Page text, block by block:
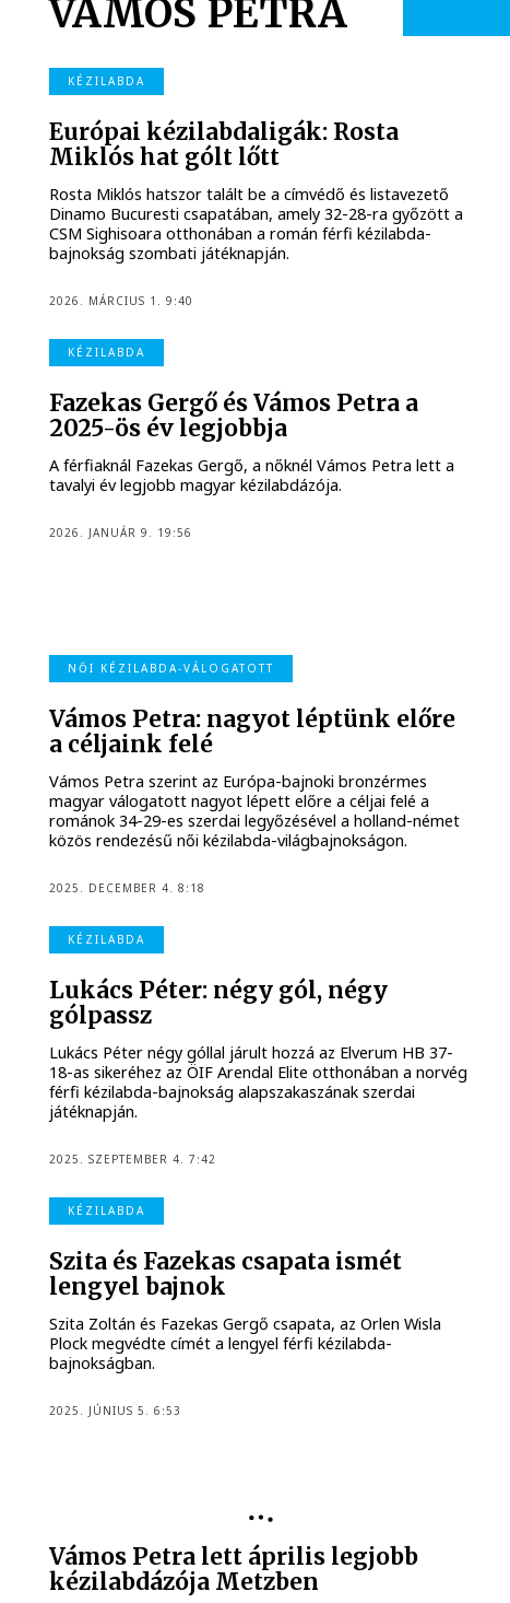
VÁMOS PETRA
KÉZILABDA
Európai kézilabdaligák: Rosta
Miklós hat gólt lőtt
Rosta Miklós hatszor talált be a címvédő és listavezető
Dinamo Bucuresti csapatában, amely 32-28-ra győzött a
CSM Sighisoara otthonában a román férfi kézilabda-
bajnokság szombati játéknapján.
2026. MÁRCIUS 1. 9:40
KÉZILABDA
Fazekas Gergő és Vámos Petra a
2025-ös év legjobbja
A férfiaknál Fazekas Gergő, a nőknél Vámos Petra lett a
tavalyi év legjobb magyar kézilabdázója.
2026. JANUÁR 9. 19:56
NŐI KÉZILABDA-VÁLOGATOTT
Vámos Petra: nagyot léptünk előre
a céljaink felé
Vámos Petra szerint az Európa-bajnoki bronzérmes
magyar válogatott nagyot lépett előre a céljai felé a
románok 34-29-es szerdai legyőzésével a holland-német
közös rendezésű női kézilabda-világbajnokságon.
2025. DECEMBER 4. 8:18
KÉZILABDA
Lukács Péter: négy gól, négy
gólpassz
Lukács Péter négy góllal járult hozzá az Elverum HB 37-
18-as sikeréhez az ÖIF Arendal Elite otthonában a norvég
férfi kézilabda-bajnokság alapszakaszának szerdai
játéknapján.
2025. SZEPTEMBER 4. 7:42
KÉZILABDA
Szita és Fazekas csapata ismét
lengyel bajnok
Szita Zoltán és Fazekas Gergő csapata, az Orlen Wisla
Plock megvédte címét a lengyel férfi kézilabda-
bajnokságban.
2025. JÚNIUS 5. 6:53
Vámos Petra lett április legjobb
kézilabdázója Metzben